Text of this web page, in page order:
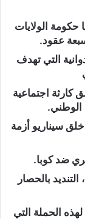
حكومة الولايات
عقود.
التي تهدف
كارثة اجتماعية
الوطني.
سيناريو أزمة
ضد كوبا.
بالحصار
الحملة التي